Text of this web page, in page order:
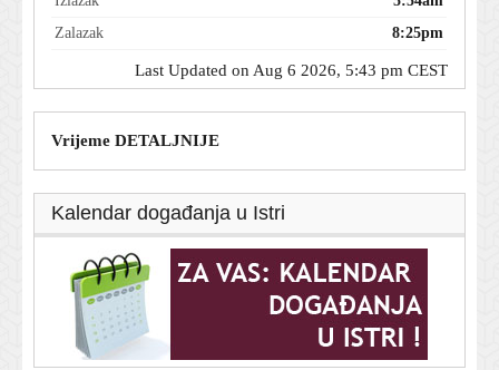
Zalazak
8:25pm
Last Updated on Aug 6 2026, 5:43 pm CEST
Vrijeme DETALJNIJE
Kalendar događanja u Istri